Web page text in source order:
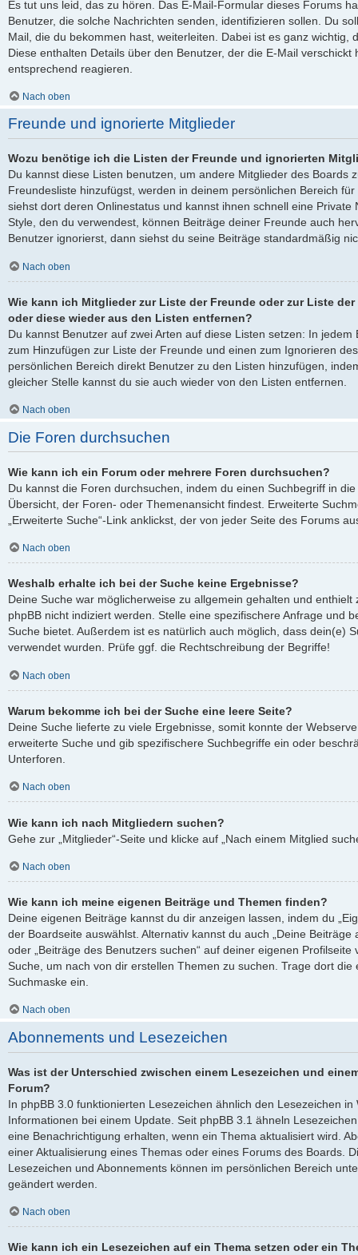
Es tut uns leid, das zu hören. Das E-Mail-Formular dieses Forums
Benutzer, die solche Nachrichten senden, identifizieren sollen. Du
Mail, die du bekommen hast, weiterleiten. Dabei ist es ganz wichtig,
Diese enthalten Details über den Benutzer, der die E-Mail
entsprechend reagieren.
Nach oben
Freunde und ignorierte Mitglieder
Wozu benötige ich die Listen der Freunde und ignorierten
Du kannst diese Listen benutzen, um andere Mitglieder des Boards
Freundesliste hinzufügst, werden in deinem persönlichen Bereich
siehst dort deren Onlinestatus und kannst ihnen schnell eine Private
Style, den du verwendest, können Beiträge deiner Freunde auch
Benutzer ignorierst, dann siehst du seine Beiträge standardmäßig
Nach oben
Wie kann ich Mitglieder zur Liste der Freunde oder zur Liste
oder diese wieder aus den Listen entfernen?
Du kannst Benutzer auf zwei Arten auf diese Listen setzen: In
zum Hinzufügen zur Liste der Freunde und einen zum Ignorieren
persönlichen Bereich direkt Benutzer zu den Listen hinzufügen,
gleicher Stelle kannst du sie auch wieder von den Listen entfernen.
Nach oben
Die Foren durchsuchen
Wie kann ich ein Forum oder mehrere Foren durchsuchen?
Du kannst die Foren durchsuchen, indem du einen Suchbegriff in
Übersicht, der Foren- oder Themenansicht findest. Erweiterte
„Erweiterte Suche“-Link anklickst, der von jeder Seite des Forums
Nach oben
Weshalb erhalte ich bei der Suche keine Ergebnisse?
Deine Suche war möglicherweise zu allgemein gehalten und
phpBB nicht indiziert werden. Stelle eine spezifischere Anfrage und
Suche bietet. Außerdem ist es natürlich auch möglich, dass dein(e)
verwendet wurden. Prüfe ggf. die Rechtschreibung der Begriffe!
Nach oben
Warum bekomme ich bei der Suche eine leere Seite?
Deine Suche lieferte zu viele Ergebnisse, somit konnte der
erweiterte Suche und gib spezifischere Suchbegriffe ein oder
Unterforen.
Nach oben
Wie kann ich nach Mitgliedern suchen?
Gehe zur „Mitglieder“-Seite und klicke auf „Nach einem Mitglied
Nach oben
Wie kann ich meine eigenen Beiträge und Themen finden?
Deine eigenen Beiträge kannst du dir anzeigen lassen, indem du
der Boardseite auswählst. Alternativ kannst du auch „Deine
oder „Beiträge des Benutzers suchen“ auf deiner eigenen
Suche, um nach von dir erstellen Themen zu suchen. Trage dort
Suchmaske ein.
Nach oben
Abonnements und Lesezeichen
Was ist der Unterschied zwischen einem Lesezeichen und
Forum?
In phpBB 3.0 funktionierten Lesezeichen ähnlich den Lesezeichen
Informationen bei einem Update. Seit phpBB 3.1 ähneln
eine Benachrichtigung erhalten, wenn ein Thema aktualisiert wird.
einer Aktualisierung eines Themas oder eines Forums des Boards.
Lesezeichen und Abonnements können im persönlichen Bereich
geändert werden.
Nach oben
Wie kann ich ein Lesezeichen auf ein Thema setzen oder ein